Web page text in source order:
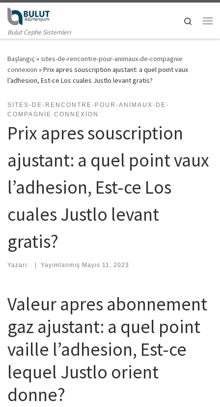
Skip to content
Bulut Cephe Sistemleri
Search
Başlangıç »sites-de-rencontre-pour-animaux-de-compagnie
connexion »Prix apres souscription ajustant: a quel point vaux
l’adhesion, Est-ce Los cuales Justlo levant gratis?
SITES-DE-RENCONTRE-POUR-ANIMAUX-DE-
COMPAGNIE CONNEXION
Prix apres souscription
ajustant: a quel point vaux
l’adhesion, Est-ce Los
cuales Justlo levant
gratis?
Yazarı: | Yayımlanmış Mayıs 11, 2023
Valeur apres abonnement
gaz ajustant: a quel point
vaille l’adhesion, Est-ce
lequel Justlo orient
donne?